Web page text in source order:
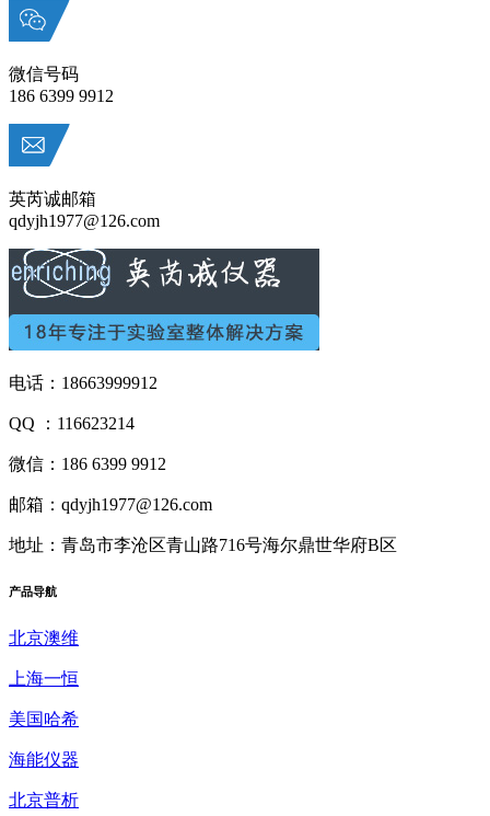
微信号码
186 6399 9912
英芮诚邮箱
qdyjh1977@126.com
电话：18663999912
QQ ：116623214
微信：186 6399 9912
邮箱：qdyjh1977@126.com
地址：青岛市李沧区青山路716号海尔鼎世华府B区
产品导航
北京澳维
上海一恒
美国哈希
海能仪器
北京普析